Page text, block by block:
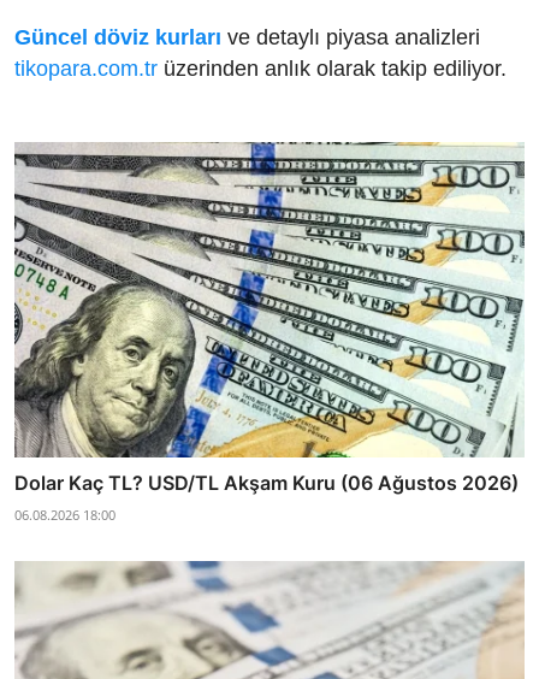
Güncel döviz kurları ve detaylı piyasa analizleri
tikopara.com.tr üzerinden anlık olarak takip ediliyor.
Dolar Kaç TL? USD/TL Akşam Kuru (06 Ağustos 2026)
06.08.2026 18:00